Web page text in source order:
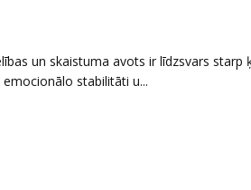
un skaistuma avots ir līdzsvars
stabilitāti u...